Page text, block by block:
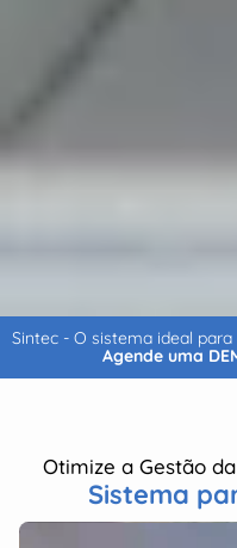
Sintec - O sistema ideal
Agende uma
Otimize a Gestão
Sistema